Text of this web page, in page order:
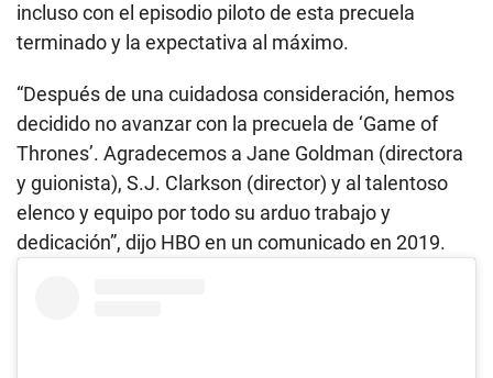
incluso con el episodio piloto de esta precuela
terminado y la expectativa al máximo.
“Después de una cuidadosa consideración, hemos
decidido no avanzar con la precuela de ‘Game of
Thrones’. Agradecemos a Jane Goldman (directora
y guionista), S.J. Clarkson (director) y al talentoso
elenco y equipo por todo su arduo trabajo y
dedicación”, dijo HBO en un comunicado en 2019.